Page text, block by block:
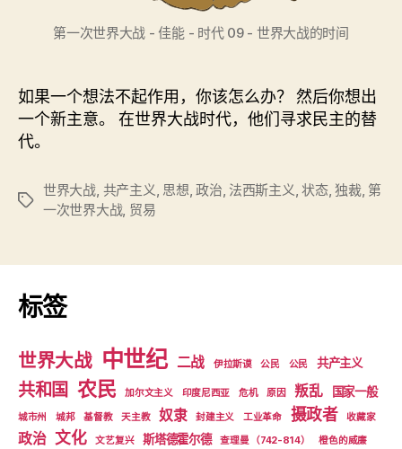
第一次世界大战 - 佳能 - 时代 09 - 世界大战的时间
如果一个想法不起作用，你该怎么办？ 然后你想出
一个新主意。 在世界大战时代，他们寻求民主的替
代。
标
世界大战, 共产主义, 思想, 政治, 法西斯主义,状态,独裁, 第
一次世界大战, 贸易
标签
世界大战 中世纪 二战 伊拉斯谟 公民 公民 共产主义
共和国 农民 加尔文主义 印度尼西亚 危机 原因 叛乱 国家一般
城市州 城邦 基督教 天主教 奴隶 封建主义 工业革命 摄政者 收藏家
政治 文化 文艺复兴 斯塔德霍尔德 查理曼 （742-814） 橙色的威廉